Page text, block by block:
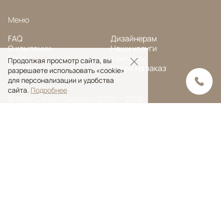
Меню
FAQ
О компании
Блог
Портфолио
Дизайнерам
Наши услуги
Контакты
Ковры на заказ
Продолжая просмотр сайта, вы
разрешаете использовать «cookie»
для персонализации и удобства
сайта. Подробнее